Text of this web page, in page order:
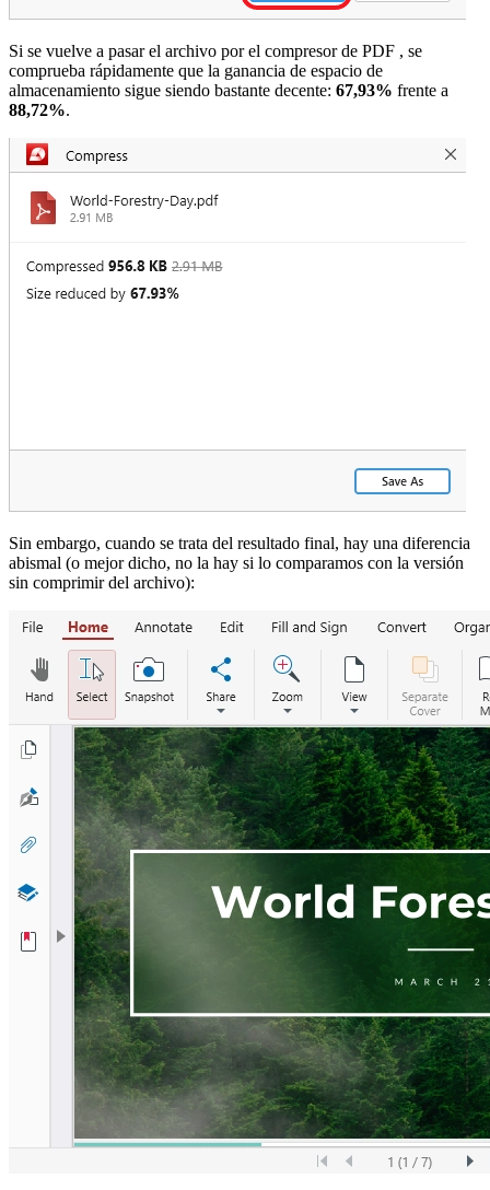
Si se vuelve a pasar el archivo por el compresor de PDF , se
comprueba rápidamente que la ganancia de espacio de
almacenamiento sigue siendo bastante decente: 67,93% frente a
88,72%.
Sin embargo, cuando se trata del resultado final, hay una diferencia
abismal (o mejor dicho, no la hay si lo comparamos con la versión
sin comprimir del archivo):